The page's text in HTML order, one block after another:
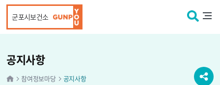
군포시보건소
참여정보마당 공지사항
공지사항